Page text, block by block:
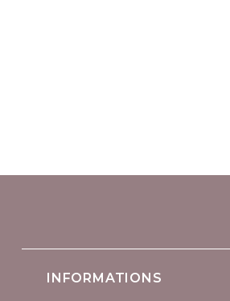
INFORMATIONS